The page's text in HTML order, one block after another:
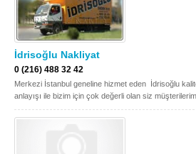
İdrisoğlu Nakliyat
0 (216) 488 32 42
Merkezi İstanbul geneline hizmet eden İdrisoğlu
anlayışı ile bizim için çok değerli olan siz